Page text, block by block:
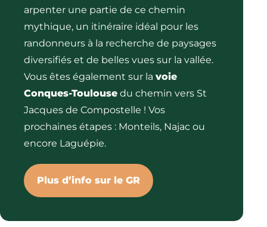
arpenter une partie de ce chemin
mythique, un itinéraire idéal pour les
randonneurs à la recherche de paysages
diversifiés et de belles vues sur la vallée.
Vous êtes également sur la voie
Conques-Toulouse du chemin vers St
Jacques de Compostelle ! Vos
prochaines étapes : Monteils, Najac ou
encore Laguépie.
Plus d’info sur le GR